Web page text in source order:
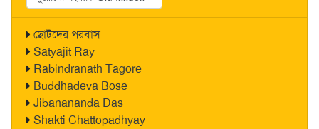
ছোটদের পরবাস
Satyajit Ray
Rabindranath Tagore
Buddhadeva Bose
Jibanananda Das
Shakti Chattopadhyay